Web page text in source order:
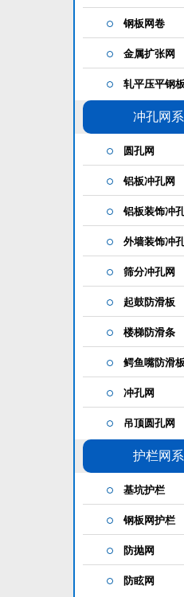
钢板网卷
金属扩张网
轧平压平钢
冲孔网系
圆孔网
铝板冲孔网
铝板装饰冲
外墙装饰冲
筛分冲孔网
起鼓防滑板
楼梯防滑条
鳄鱼嘴防滑
冲孔网
吊顶圆孔网
护栏网系
基坑护栏
钢板网护栏
防抛网
防眩网